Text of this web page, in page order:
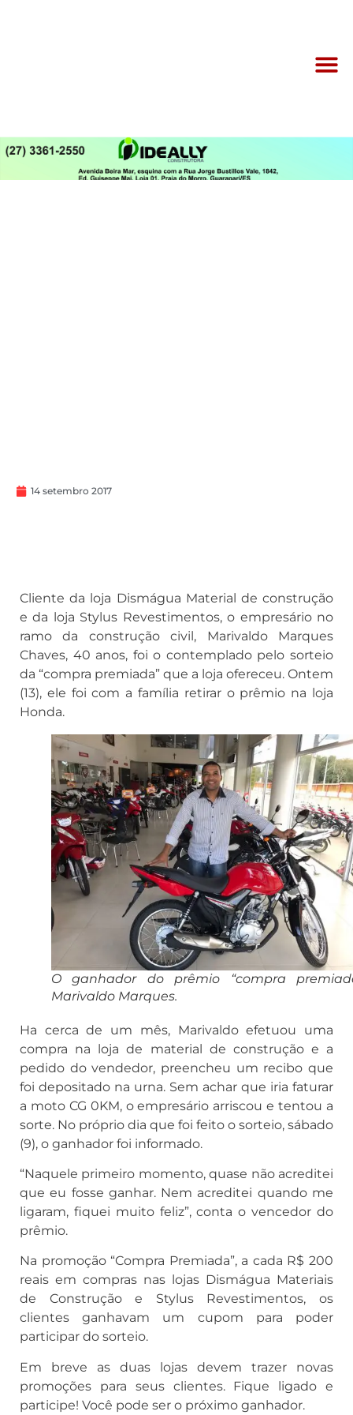
14 setembro 2017
Cliente da loja Dismágua Material de construção
e da loja Stylus Revestimentos, o empresário no
ramo da construção civil, Marivaldo Marques
Chaves, 40 anos, foi o contemplado pelo sorteio
da “compra premiada” que a loja ofereceu. Ontem
(13), ele foi com a família retirar o prêmio na loja
Honda.
O ganhador do prêmio “compra
Marivaldo Marques.
Ha cerca de um mês, Marivaldo efetuou uma
compra na loja de material de construção e a
pedido do vendedor, preencheu um recibo que
foi depositado na urna. Sem achar que iria faturar
a moto CG 0KM, o empresário arriscou e tentou a
sorte. No próprio dia que foi feito o sorteio, sábado
(9), o ganhador foi informado.
“Naquele primeiro momento, quase não acreditei
que eu fosse ganhar. Nem acreditei quando me
ligaram, fiquei muito feliz”, conta o vencedor do
prêmio.
Na promoção “Compra Premiada”, a cada R$ 200
reais em compras nas lojas Dismágua Materiais
de Construção e Stylus Revestimentos, os
clientes ganhavam um cupom para poder
participar do sorteio.
Em breve as duas lojas devem trazer novas
promoções para seus clientes. Fique ligado e
participe! Você pode ser o próximo ganhador.